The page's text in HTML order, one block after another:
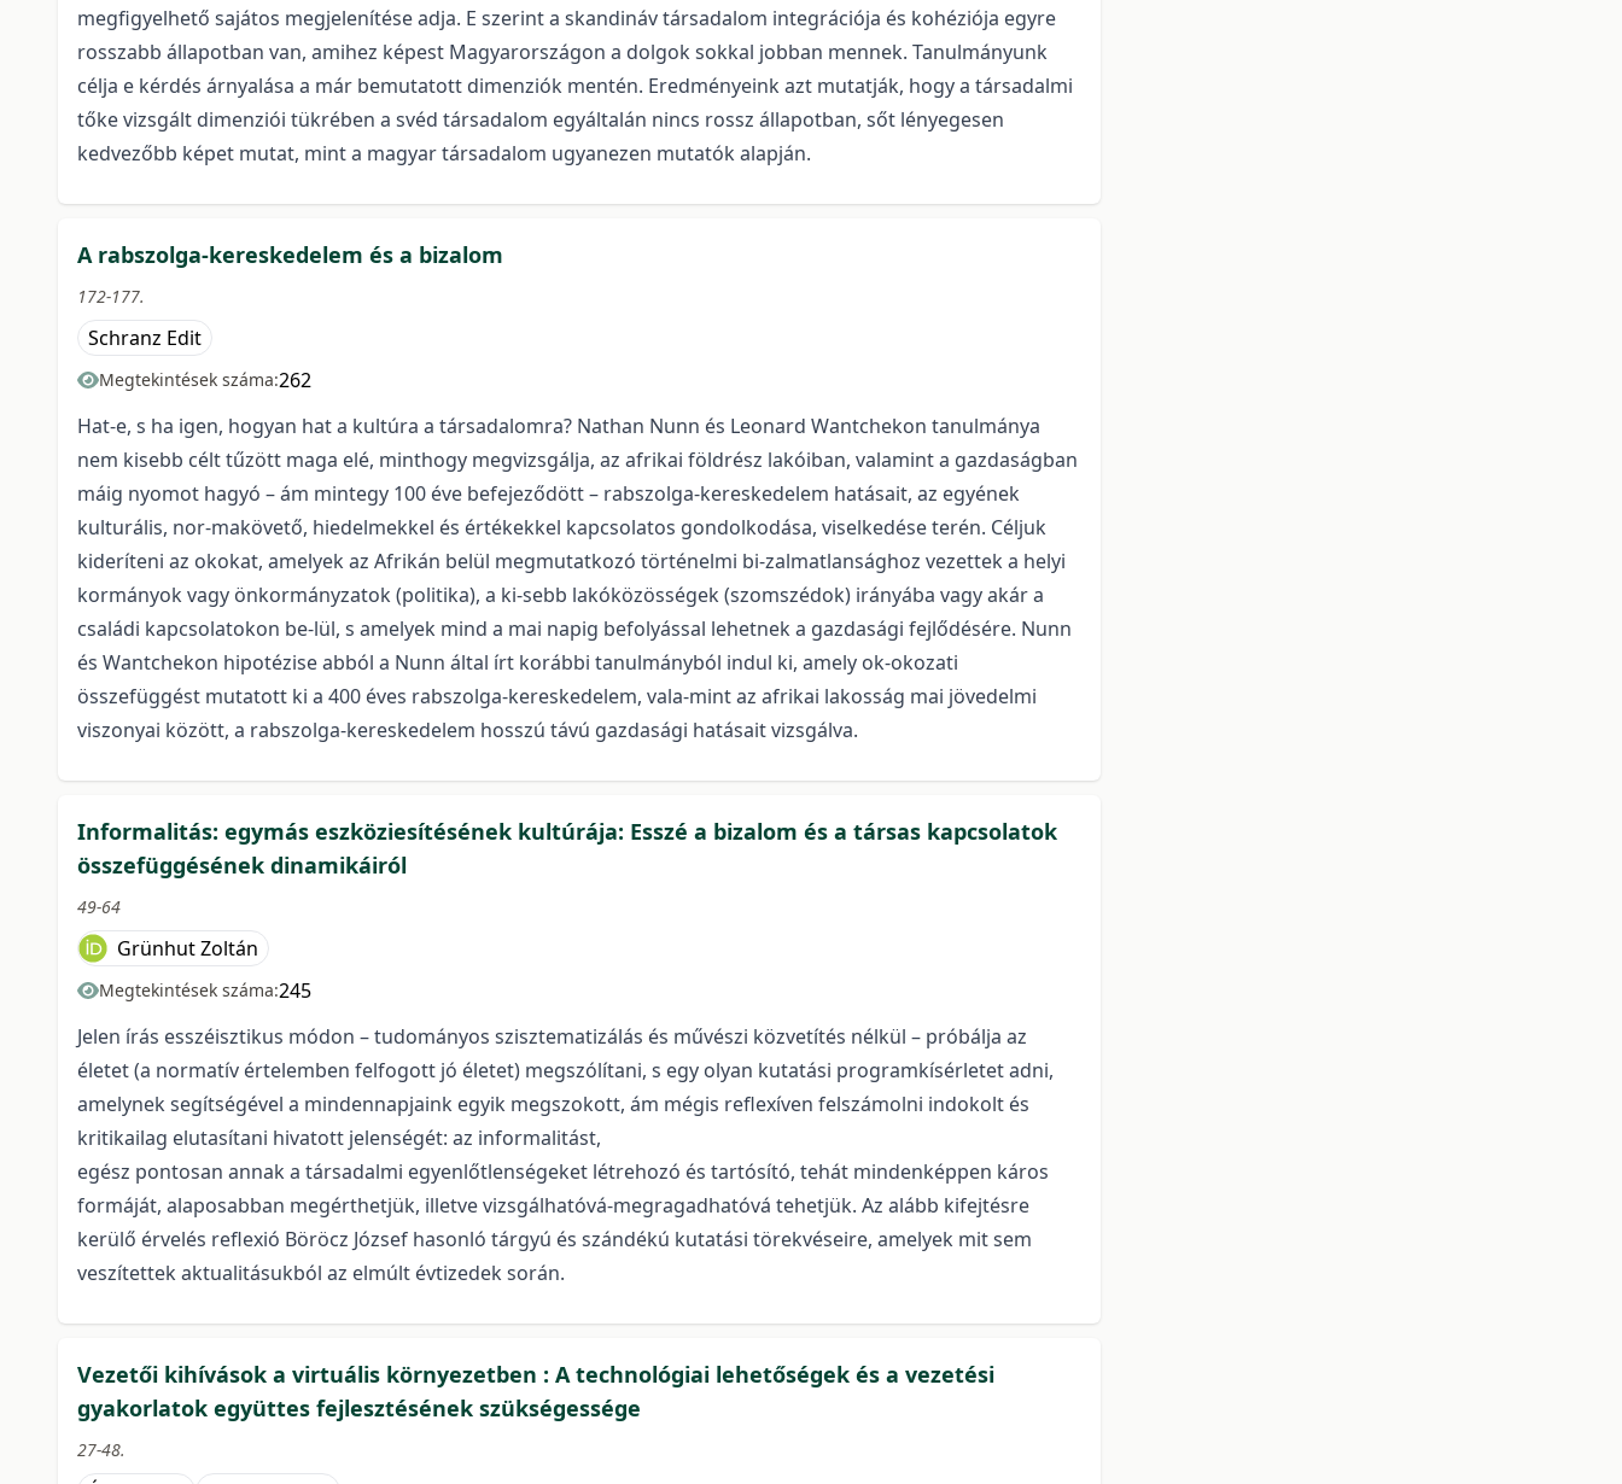
megfigyelhető sajátos megjelenítése adja. E szerint a skandináv társadalom integrációja és kohéziója egyre
rosszabb állapotban van, amihez képest Magyarországon a dolgok sokkal jobban mennek. Tanulmányunk
célja e kérdés árnyalása a már bemutatott dimenziók mentén. Eredményeink azt mutatják, hogy a társadalmi
tőke vizsgált dimenziói tükrében a svéd társadalom egyáltalán nincs rossz állapotban, sőt lényegesen
kedvezőbb képet mutat, mint a magyar társadalom ugyanezen mutatók alapján.
A rabszolga-kereskedelem és a bizalom
172-177.
Schranz Edit
Megtekintések száma:262
Hat-e, s ha igen, hogyan hat a kultúra a társadalomra? Nathan Nunn és Leonard Wantchekon tanulmánya
nem kisebb célt tűzött maga elé, minthogy megvizsgálja, az afrikai földrész lakóiban, valamint a gazdaságban
máig nyomot hagyó – ám mintegy 100 éve befejeződött – rabszolga-kereskedelem hatásait, az egyének
kulturális, nor-makövető, hiedelmekkel és értékekkel kapcsolatos gondolkodása, viselkedése terén. Céljuk
kideríteni az okokat, amelyek az Afrikán belül megmutatkozó történelmi bi-zalmatlansághoz vezettek a helyi
kormányok vagy önkormányzatok (politika), a ki-sebb lakóközösségek (szomszédok) irányába vagy akár a
családi kapcsolatokon be-lül, s amelyek mind a mai napig befolyással lehetnek a gazdasági fejlődésére. Nunn
és Wantchekon hipotézise abból a Nunn által írt korábbi tanulmányból indul ki, amely ok-okozati
összefüggést mutatott ki a 400 éves rabszolga-kereskedelem, vala-mint az afrikai lakosság mai jövedelmi
viszonyai között, a rabszolga-kereskedelem hosszú távú gazdasági hatásait vizsgálva.
Informalitás: egymás eszköziesítésének kultúrája: Esszé a bizalom és a társas kapcsolatok
összefüggésének dinamikáiról
49-64
Grünhut Zoltán
Megtekintések száma:245
Jelen írás esszéisztikus módon – tudományos szisztematizálás és művészi közvetítés nélkül – próbálja az
életet (a normatív értelemben felfogott jó életet) megszólítani, s egy olyan kutatási programkísérletet adni,
amelynek segítségével a mindennapjaink egyik megszokott, ám mégis reflexíven felszámolni indokolt és
kritikailag elutasítani hivatott jelenségét: az informalitást,
egész pontosan annak a társadalmi egyenlőtlenségeket létrehozó és tartósító, tehát mindenképpen káros
formáját, alaposabban megérthetjük, illetve vizsgálhatóvá-megragadhatóvá tehetjük. Az alább kifejtésre
kerülő érvelés reflexió Böröcz József hasonló tárgyú és szándékú kutatási törekvéseire, amelyek mit sem
veszítettek aktualitásukból az elmúlt évtizedek során.
Vezetői kihívások a virtuális környezetben : A technológiai lehetőségek és a vezetési
gyakorlatok együttes fejlesztésének szükségessége
27-48.